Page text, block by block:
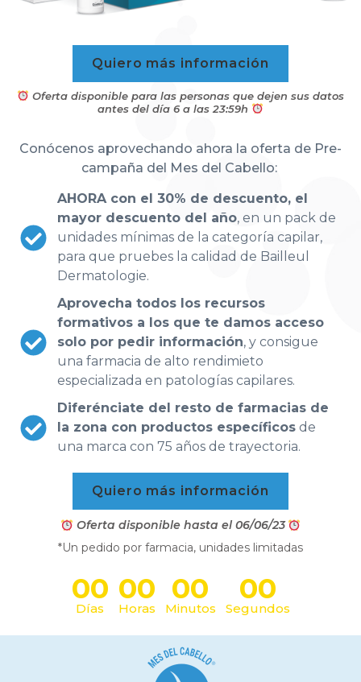
Productos exclusivos de venta en farmacia
Quiero más información
Oferta disponible para las personas que dejen sus datos
antes del día 6 a las 23:59h
Conócenos aprovechando ahora la oferta de Pre-
campaña del Mes del Cabello:
AHORA con el 30% de descuento, el
mayor descuento del año, en un pack de
unidades mínimas de la categoría capilar,
para que pruebes la calidad de Bailleul
Dermatologie.
Aprovecha todos los recursos
formativos a los que te damos acceso
solo por pedir información, y consigue
una farmacia de alto rendimieto
especializada en patologías capilares.
Diferénciate del resto de farmacias de
la zona con productos específicos de
una marca con 75 años de trayectoria.
Quiero más información
Oferta disponible hasta el 06/06/23
*Un pedido por farmacia, unidades limitadas
00
Días
00
Horas
00
Minutos
00
Segundos